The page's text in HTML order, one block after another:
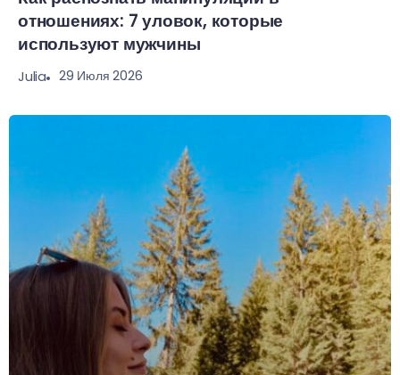
отношениях: 7 уловок, которые
используют мужчины
Julia 29 Июля 2026